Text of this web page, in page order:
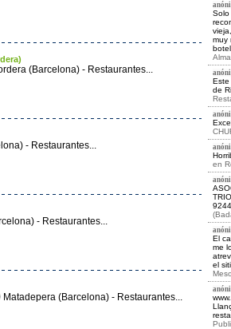
(Barcelona) - Restaurantes...
- Restaurantes...
- Restaurantes...
(Barcelona) - Restaurantes...
Solo
muy
Este
de
en
El
me
el